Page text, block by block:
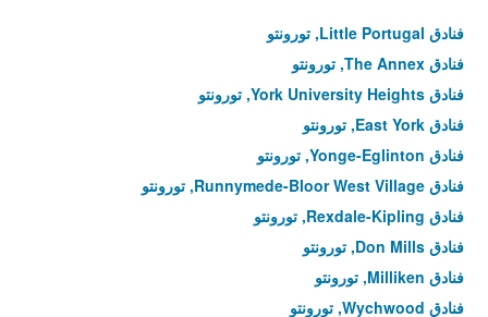
فنادق Little Portugal, تورونتو
فنادق The Annex, تورونتو
فنادق York University Heights, تورونتو
فنادق East York, تورونتو
فنادق Yonge-Eglinton, تورونتو
فنادق Runnymede-Bloor West Village, تورونتو
فنادق Rexdale-Kipling, تورونتو
فنادق Don Mills, تورونتو
فنادق Milliken, تورونتو
فنادق Wychwood, تورونتو